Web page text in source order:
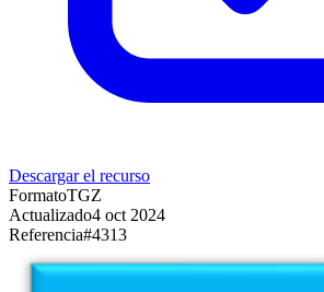
Descargar el recurso
FormatoTGZ
Actualizado4 oct 2024
Referencia#4313